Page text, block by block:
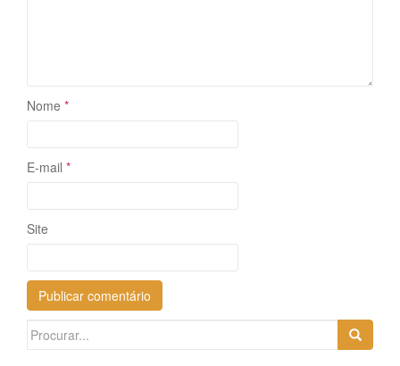
Nome *
E-mail *
Site
Search